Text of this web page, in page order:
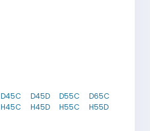
D45C D45D D55C
D65C
H45C H45D H55C
H55D